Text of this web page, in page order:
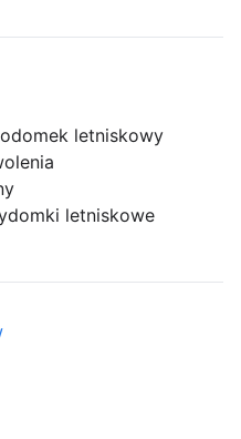
domek letniskowy
domki letniskowe